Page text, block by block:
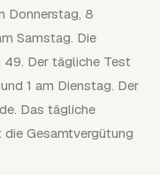
Donnerstag, 8
Samstag. Die
49. Der tägliche Test
1 am Dienstag. Der
Das tägliche
Gesamtvergütung